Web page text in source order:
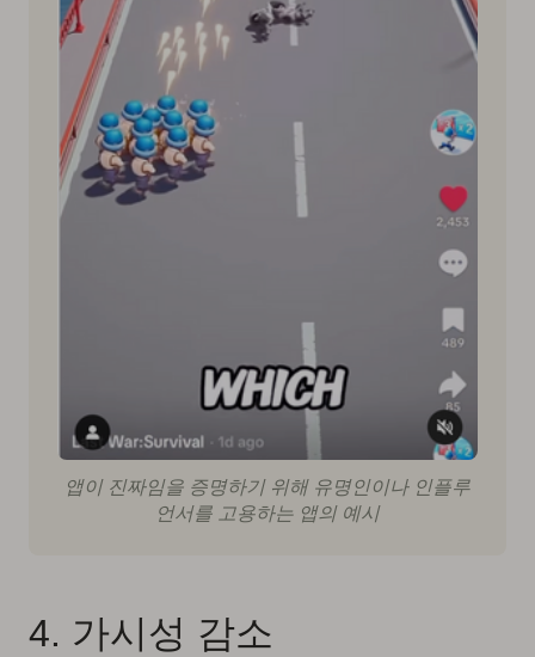
앱이 진짜임을 증명하기 위해 유명인이나 인플루
언서를 고용하는 앱의 예시
4. 가시성 감소